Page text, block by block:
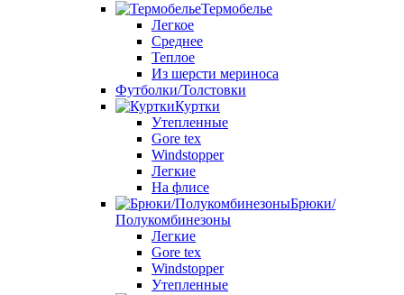
Термобелье
Легкое
Среднее
Теплое
Из шерсти мериноса
Футболки/Толстовки
Куртки
Утепленные
Gore tex
Windstopper
Легкие
На флисе
Брюки/
Полукомбинезоны
Легкие
Gore tex
Windstopper
Утепленные